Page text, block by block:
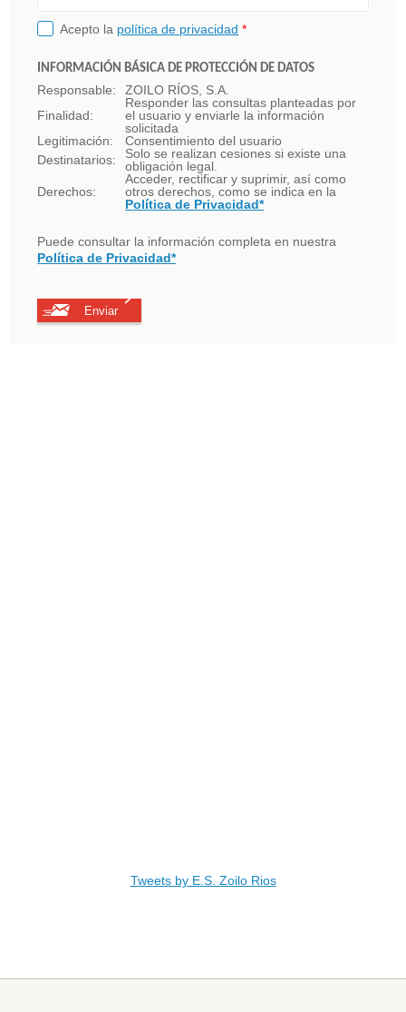
Acepto la política de privacidad *
INFORMACIÓN BÁSICA DE PROTECCIÓN DE DATOS
Responsable:
ZOILO RÍOS, S.A.
Finalidad:
Responder las consultas planteadas por
el usuario y enviarle la información
solicitada
Legitimación:
Consentimiento del usuario
Destinatarios:
Solo se realizan cesiones si existe una
obligación legal.
Derechos:
Acceder, rectificar y suprimir, así como
otros derechos, como se indica en la
Política de Privacidad*
Puede consultar la información completa en nuestra
Política de Privacidad*
Tweets by E.S. Zoilo Rios